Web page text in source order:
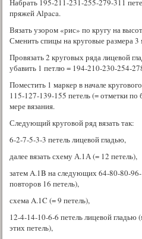
Набрать 195-211-231-255-279-311
пряжей Alpaca.
Вязать узором «рис» по кругу на
Сменить спицы на круговые размера 3
Провязать 2 круговых ряда лицевой
убавить 1 петлю = 194-210-230-254-
Поместить 1 маркер в начале
115-127-139-155 петель (= отметки
мере вязания.
Следующий круговой ряд вязать так:
6-2-7-5-3-3 петель лицевой гладью,
далее вязать схему А.1А (= 12 петель),
затем A.1B на следующих 64-80-80-
повторов 16 петель),
схема A.1C (= 9 петель),
12-4-14-10-6-6 петель лицевой гладью
этих петель),